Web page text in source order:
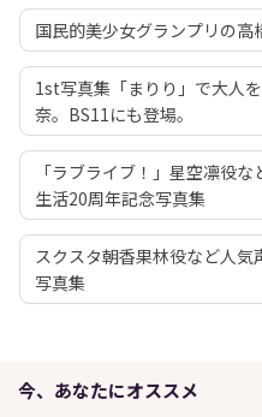
国民的美少女グランプリの
1st写真集「まりり」で大人
奈。BS11にも登場。
「ラブライブ！」星空凛役
生活20周年記念写真集
スクスタ朝香果林役など人
写真集
今、あなたにオススメ